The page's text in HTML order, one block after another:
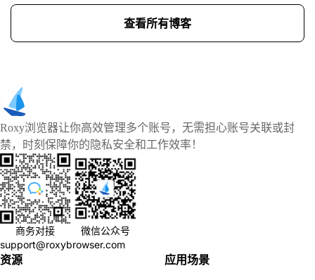
查看所有博客
Roxy浏览器让你高效管理多个账号，无需担心账号关联或封
禁，时刻保障你的隐私安全和工作效率！
商务对接
微信公众号
support@roxybrowser.com
资源
应用场景